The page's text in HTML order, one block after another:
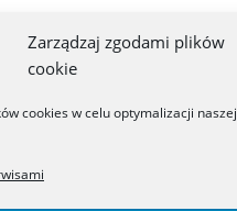
Zarządzaj zgodami plików
cookie
cookies w celu optymalizacji